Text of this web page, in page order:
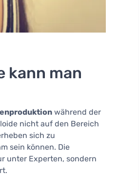
kann man
während der
nicht auf den Bereich
sich zu
sein können. Die
unter Experten, sondern